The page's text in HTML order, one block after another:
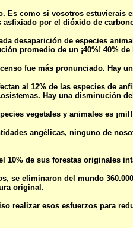
Es como si vosotros estuvierais
asfixiado por el dióxido de
desaparición de especies
promedio de un ¡40%! 40% de
fue más pronunciado. Hay
al 12% de las especies de
Hay una disminución
vegetales y animales es
angélicas, ninguno de
10% de sus forestas originales
se eliminaron del mundo
original.
realizar esos esfuerzos para